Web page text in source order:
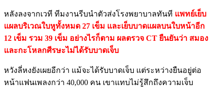
หลังลงจากเวที ทีมงานรีบนำตัวส่งโรงพยาบาลทันที แพทย์เย็บ
แผลบริเวณใบหูทั้งหมด 27 เข็ม และเย็บบาดแผลบนใบหน้าอีก
12 เข็ม รวม 39 เข็ม อย่างไรก็ตาม ผลตรวจ CT ยืนยันว่า สมอง
และกะโหลกศีรษะไม่ได้รับบาดเจ็บ
หวังลี่หงยังเผยอีกว่า แม้จะได้รับบาดเจ็บ แต่ระหว่างยืนอยู่ต่อ
หน้าแฟนเพลงกว่า 40,000 คน เขาแทบไม่รู้สึกถึงความเจ็บ